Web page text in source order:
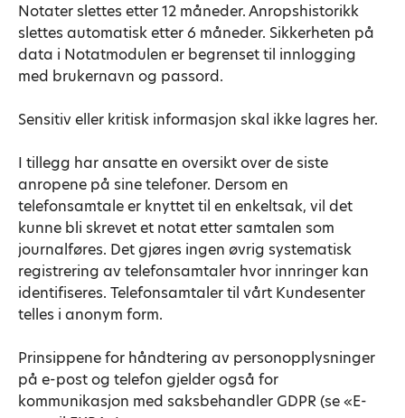
Notater slettes etter 12 måneder. Anropshistorikk
slettes automatisk etter 6 måneder. Sikkerheten på
data i Notatmodulen er begrenset til innlogging
med brukernavn og passord.
Sensitiv eller kritisk informasjon skal ikke lagres her.
I tillegg har ansatte en oversikt over de siste
anropene på sine telefoner. Dersom en
telefonsamtale er knyttet til en enkeltsak, vil det
kunne bli skrevet et notat etter samtalen som
journalføres. Det gjøres ingen øvrig systematisk
registrering av telefonsamtaler hvor innringer kan
identifiseres. Telefonsamtaler til vårt Kundesenter
telles i anonym form.
Prinsippene for håndtering av personopplysninger
på e-post og telefon gjelder også for
kommunikasjon med saksbehandler GDPR (se «E-